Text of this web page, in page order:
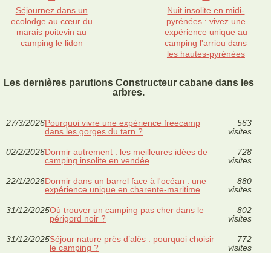
Séjournez dans un
ecolodge au cœur du
marais poitevin au
camping le lidon
Nuit insolite en midi-
pyrénées : vivez une
expérience unique au
camping l'arriou dans
les hautes-pyrénées
Les dernières parutions Constructeur cabane dans les
arbres.
27/3/2026Pourquoi vivre une expérience freecamp
dans les gorges du tarn ?
563
visites
02/2/2026Dormir autrement : les meilleures idées de
camping insolite en vendée
728
visites
22/1/2026Dormir dans un barrel face à l'océan : une
expérience unique en charente-maritime
880
visites
31/12/2025Où trouver un camping pas cher dans le
périgord noir ?
802
visites
31/12/2025Séjour nature près d’alès : pourquoi choisir
le camping ?
772
visites